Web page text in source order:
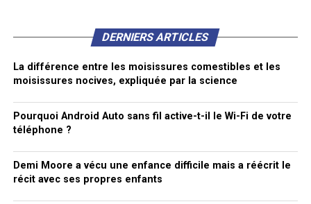
DERNIERS ARTICLES
La différence entre les moisissures comestibles et les
moisissures nocives, expliquée par la science
Pourquoi Android Auto sans fil active-t-il le Wi-Fi de votre
téléphone ?
Demi Moore a vécu une enfance difficile mais a réécrit le
récit avec ses propres enfants